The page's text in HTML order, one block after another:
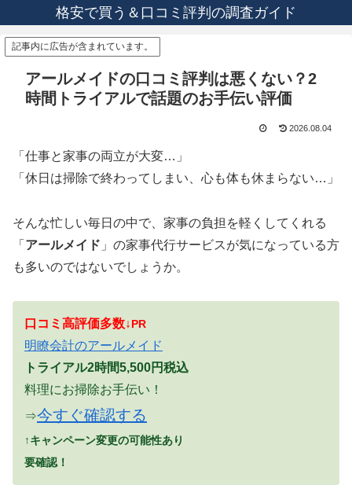
格安で買う＆口コミ評判の調査ガイド
記事内に広告が含まれています。
アールメイドの口コミ評判は悪くない？2
時間トライアルで話題のお手伝い評価
2026.08.04
「仕事と家事の両立が大変…」
「休日は掃除で終わってしまい、心も体も休まらない…」
そんな忙しい毎日の中で、家事の負担を軽くしてくれる
「 アールメイド 」の家事代行サービスが気になっている方
も多いのではないでしょうか。
口コミ高評価多数↓PR
明瞭会計のアールメイド
トライアル2時間5,500円税込
料理にお掃除お手伝い！
⇒今すぐ確認する
↑キャンペーン変更の可能性あり
要確認！